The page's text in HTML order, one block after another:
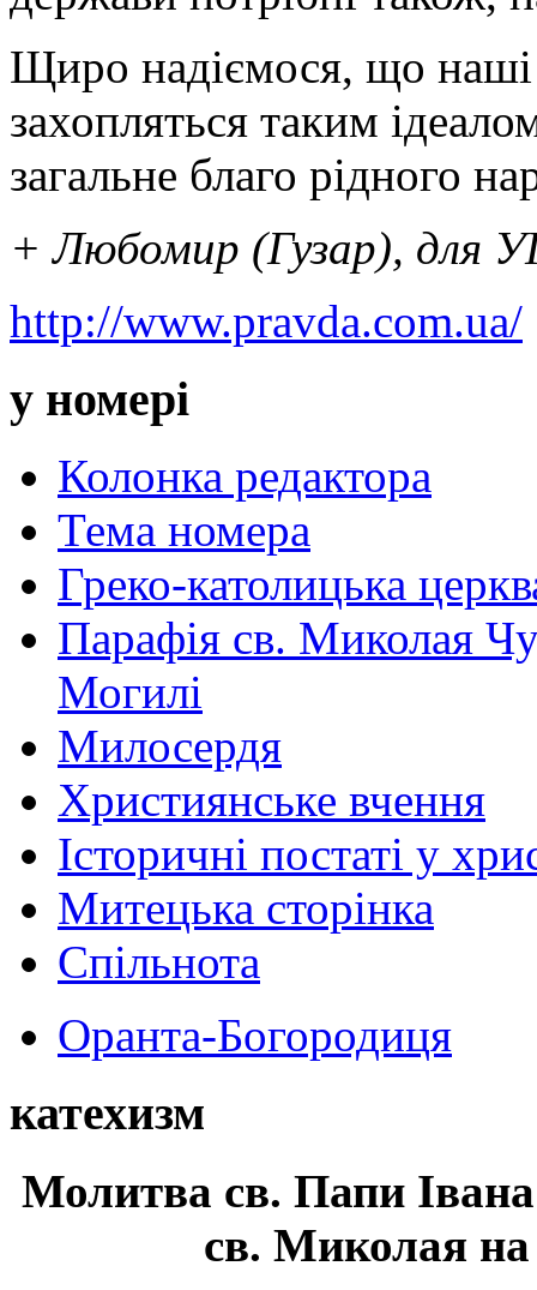
Щиро надіємося, що наші
захопляться таким
загальне благо рідного
+ Любомир (Гузар), для
http://www.pravda.com.ua/
у номері
Колонка редактора
Тема номера
Греко-католицька
Парафія св. Миколая
Могилі
Милосердя
Християнське вчення
Історичні постаті у
Митецька сторінка
Спільнота
Оранта-Богородиця
катехизм
Молитва св. Папи
св. Миколая на